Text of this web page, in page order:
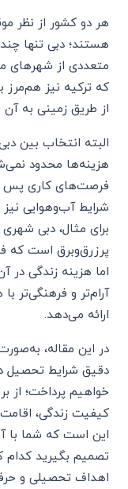
هر دو کشور از نظر
هستند؛ دبی تنها
متعددی از شهرهای
که ترکیه نیز هم‌مرز
از طریق زمینی به
البته انتخاب بین
هزینه‌ها محدود
فرصت‌های کاری پس
شرایط آب‌وهوایی
برای مثال، دبی
پرزرق‌وبرق است که
اما هزینه زندگی در
آرام‌تر و فرهنگی‌تر
ارائه می‌دهد.
در این مقاله،
دقیق شرایط تحصیل
خواهیم پرداخت؛ از
کیفیت زندگی،
این است که شما با
تصمیم بگیرید
اهداف تحصیلی و